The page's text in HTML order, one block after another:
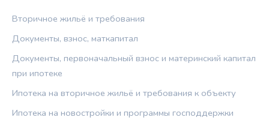
Вторичное жильё и требования
Документы, взнос, маткапитал
Документы, первоначальный взнос и материнский капитал
при ипотеке
Ипотека на вторичное жильё и требования к объекту
Ипотека на новостройки и программы господдержки